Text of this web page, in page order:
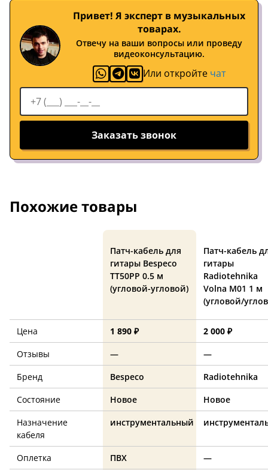
Привет! Я эксперт в музыкальных
товарах.
Отвечу на ваши вопросы или проведу
видеоконсультацию.
Или откройте чат
Заказать звонок
Похожие товары
Патч-кабель для
гитары Bespeco
TT50PP 0.5 м
(угловой-угловой)
Патч-кабель
гитары
Radiotehnika
Volna M01 1 м
(угловой/
Цена 1 890 ₽
2 000 ₽
Отзывы
—
—
Бренд
Bespeco
Radiotehnika
Состояние
Новое
Новое
Назначение
кабеля
инструментальный
Оплетка ПВХ
—